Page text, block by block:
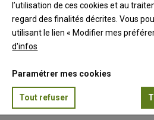
pour l’Aïd
euros le kilo à quelques jours de l’Aïd
l’utilisation de ces cookies et au
regard des finalités décrites. Vous
utilisant le lien « Modifier mes
d'infos
Paramétrer mes cookies
Tout refuser